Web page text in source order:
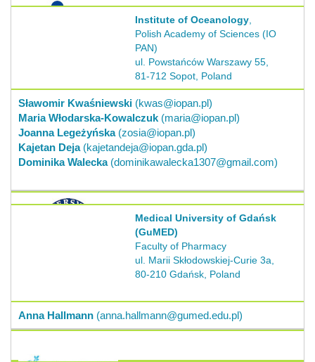
Institute of Oceanology
Polish Academy of Sciences (IO
PAN)
ul. Powstańców Warszawy 55,
81-712 Sopot, Poland
Sławomir Kwaśniewski (kwas@iopan.pl)
Maria Włodarska-Kowalczuk (maria@iopan.pl)
Joanna Legeżyńska (zosia@iopan.pl)
Kajetan Deja (kajetandeja@iopan.gda.pl)
Dominika Walecka (dominikawalecka1307@gmail.com)
Medical University of Gdańsk
(GuMED)
Faculty of Pharmacy
ul. Marii Skłodowskiej-Curie 3a,
80-210 Gdańsk, Poland
Anna Hallmann (anna.hallmann@gumed.edu.pl)